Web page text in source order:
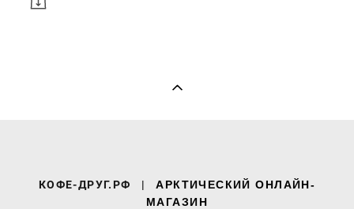
КОФЕ-ДРУГ.РФ |
АРКТИЧЕСКИЙ ОНЛАЙН-
МАГАЗИН